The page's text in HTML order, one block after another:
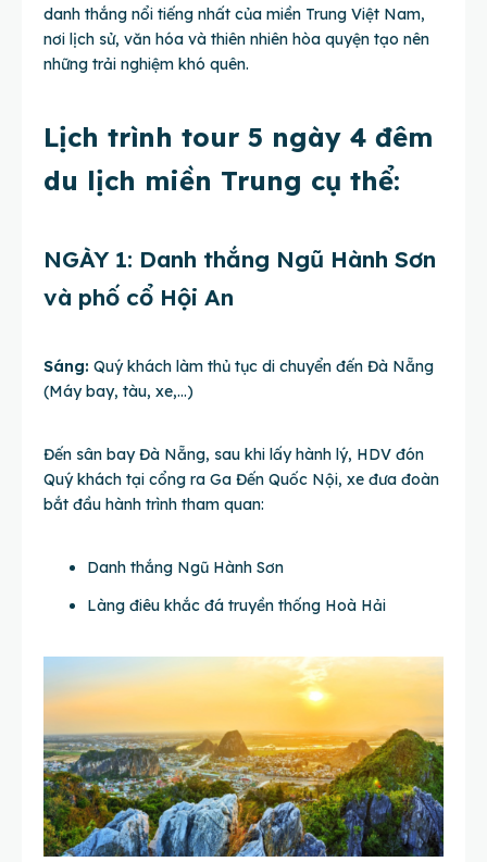
danh thắng nổi tiếng nhất của miền Trung Việt Nam,
nơi lịch sử, văn hóa và thiên nhiên hòa quyện tạo nên
những trải nghiệm khó quên.
Lịch trình tour 5 ngày 4 đêm
du lịch miền Trung cụ thể:
NGÀY 1: Danh thắng Ngũ Hành Sơn
và phố cổ Hội An
Sáng: Quý khách làm thủ tục di chuyển đến Đà Nẵng
(Máy bay, tàu, xe,…)
Đến sân bay Đà Nẵng, sau khi lấy hành lý, HDV đón
Quý khách tại cổng ra Ga Đến Quốc Nội, xe đưa đoàn
bắt đầu hành trình tham quan:
Danh thắng Ngũ Hành Sơn
Làng điêu khắc đá truyền thống Hoà Hải